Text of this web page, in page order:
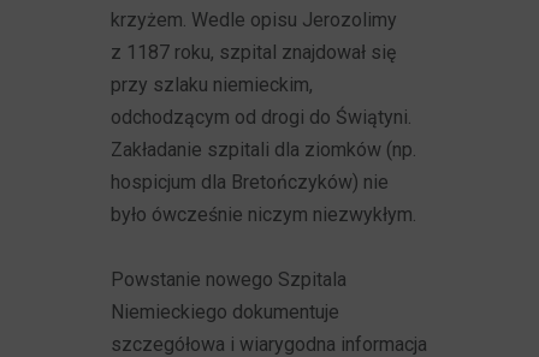
krzyżem. Wedle opisu Jerozolimy
z 1187 roku, szpital znajdował się
przy szlaku niemieckim,
odchodzącym od drogi do Świątyni.
Zakładanie szpitali dla ziomków (np.
hospicjum dla Bretończyków) nie
było ówcześnie niczym niezwykłym.
Powstanie nowego Szpitala
Niemieckiego dokumentuje
szczegółowa i wiarygodna informacja